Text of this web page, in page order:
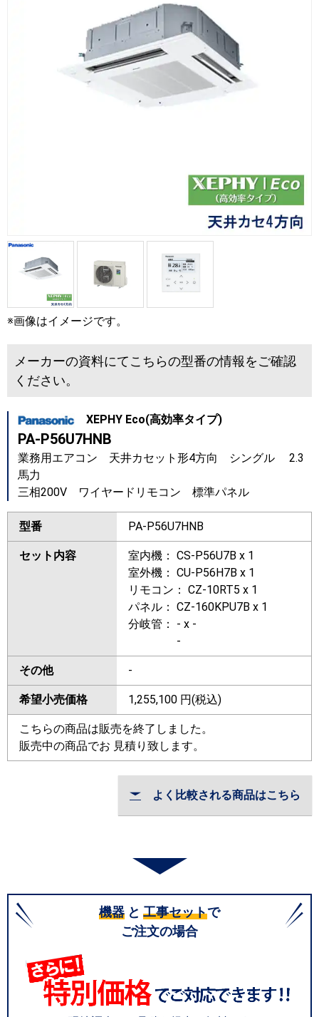
※画像はイメージです。
メーカーの資料にてこちらの型番の情報をご確認
ください。
XEPHY Eco(高効率タイプ)
PA-P56U7HNB
業務用エアコン 天井カセット形4方向 シングル 2.3
馬力
三相200V ワイヤードリモコン 標準パネル
型番 PA-P56U7HNB
セット内容
室内機： CS-P56U7B x 1
室外機： CU-P56H7B x 1
リモコン： CZ-10RT5 x 1
パネル： CZ-160KPU7B x 1
分岐管： - x -
-
その他 -
希望小売価格 1,255,100 円(税込)
こちらの商品は販売を終了しました。
販売中の商品でお 見積り致します。
よく比較される商品はこちら
機器 と 工事セットで
ご注文の場合